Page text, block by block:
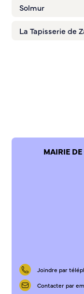
Solmur
La Tapisserie de
MAIRIE
Joindre par
Contacter par